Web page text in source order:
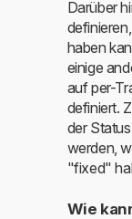
Darüber
haben
einige
auf per-
definiert.
der
werden,
"fixed"
Wie